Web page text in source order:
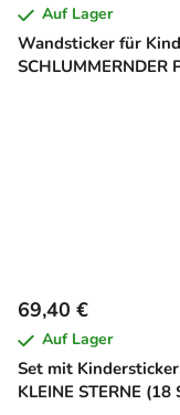
Wandsticker für
SCHLUMMERNDER
Auf Lager
Set mit
KLEINE STERNE (18
69,40 €
Auf Lager